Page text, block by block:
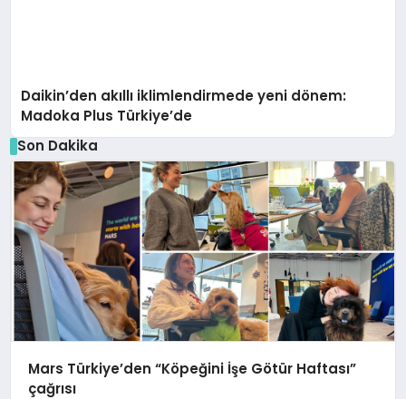
Daikin’den akıllı iklimlendirmede yeni dönem:
Madoka Plus Türkiye’de
Son Dakika
Mars Türkiye’den “Köpeğini İşe Götür Haftası”
çağrısı